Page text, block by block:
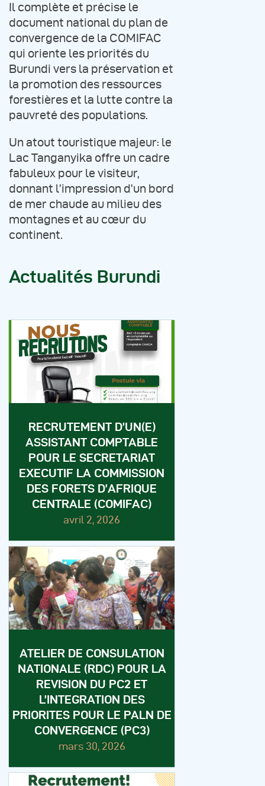
Il complète et précise le
document national du plan de
convergence de la COMIFAC
qui oriente les priorités du
Burundi vers la préservation et
la promotion des ressources
forestières et la lutte contre la
pauvreté des populations.
Un atout touristique majeur: le
Lac Tanganyika offre un cadre
fabuleux pour le visiteur,
donnant l’impression d’un bord
de mer chaude au milieu des
montagnes et au cœur du
continent.
Actualités Burundi
RECRUTEMENT D’UN(E)
ASSISTANT COMPTABLE
POUR LE SECRETARIAT
EXECUTIF LA COMMISSION
DES FORETS D’AFRIQUE
CENTRALE (COMIFAC)
avril 2, 2026
ATELIER DE CONSULATION
NATIONALE (RDC) POUR LA
REVISION DU PC2 ET
L’INTEGRATION DES
PRIORITES POUR LE PALN DE
CONVERGENCE (PC3)
mars 30, 2026